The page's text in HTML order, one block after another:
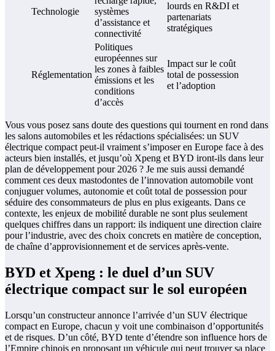
Technologie
systèmes
d’assistance et
connectivité
lourds en R&DI et
partenariats
stratégiques
Réglementation
Politiques
européennes sur
les zones à faibles
émissions et les
conditions
d’accès
Impact sur le coût
total de possession
et l’adoption
Vous vous posez sans doute des questions qui tournent en rond dans
les salons automobiles et les rédactions spécialisées: un SUV
électrique compact peut-il vraiment s’imposer en Europe face à des
acteurs bien installés, et jusqu’où Xpeng et BYD iront-ils dans leur
plan de développement pour 2026 ? Je me suis aussi demandé
comment ces deux mastodontes de l’innovation automobile vont
conjuguer volumes, autonomie et coût total de possession pour
séduire des consommateurs de plus en plus exigeants. Dans ce
contexte, les enjeux de mobilité durable ne sont plus seulement
quelques chiffres dans un rapport: ils indiquent une direction claire
pour l’industrie, avec des choix concrets en matière de conception,
de chaîne d’approvisionnement et de services après-vente.
BYD et Xpeng : le duel d’un SUV
électrique compact sur le sol européen
Lorsqu’un constructeur annonce l’arrivée d’un SUV électrique
compact en Europe, chacun y voit une combinaison d’opportunités
et de risques. D’un côté, BYD tente d’étendre son influence hors de
l’Empire chinois en proposant un véhicule qui peut trouver sa place